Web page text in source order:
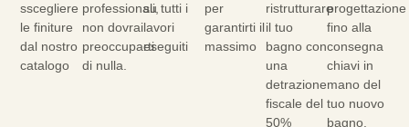
sscegliere
le finiture
dal nostro
catalogo
professionali,
non dovrai
preoccuparti
di nulla.
su tutti i
lavori
eseguiti
per
garantirti il
massimo
ristrutturare
il tuo
bagno con
una
detrazione
fiscale del
50%
progettazione
fino alla
consegna
chiavi in
mano del
tuo nuovo
bagno.